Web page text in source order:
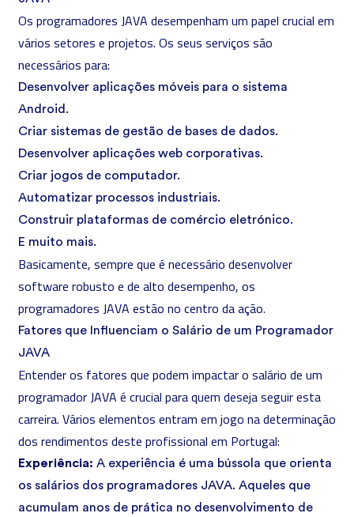
Os programadores JAVA desempenham um papel crucial em
vários setores e projetos. Os seus serviços são
necessários para:
Desenvolver aplicações móveis para o sistema
Android.
Criar sistemas de gestão de bases de dados.
Desenvolver aplicações web corporativas.
Criar jogos de computador.
Automatizar processos industriais.
Construir plataformas de comércio eletrónico.
E muito mais.
Basicamente, sempre que é necessário desenvolver
software robusto e de alto desempenho, os
programadores JAVA estão no centro da ação.
Fatores que Influenciam o Salário de um Programador
JAVA
Entender os fatores que podem impactar o salário de um
programador JAVA é crucial para quem deseja seguir esta
carreira. Vários elementos entram em jogo na determinação
dos rendimentos deste profissional em Portugal:
Experiência: A experiência é uma bússola que orienta
os salários dos programadores JAVA. Aqueles que
acumulam anos de prática no desenvolvimento de